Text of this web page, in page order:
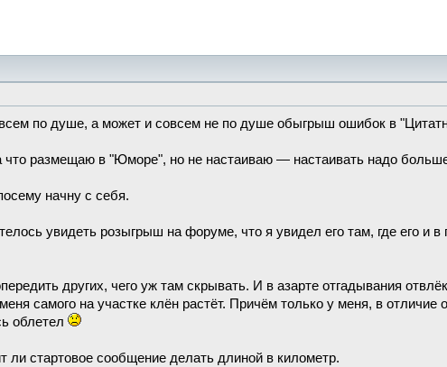
по душе, а может и совсем не по душе обыгрыш ошибок в
что размещаю в "Юморе", но не настаиваю — настаивать надо
начну с себя.
увидеть розыгрыш на форуме, что я увидел его там, где его и
других, чего уж там скрывать. И в азарте отгадывания
самого на участке клён растёт. Причём только у меня, в отличие
облетел
ли стартовое сообщение делать длиной в километр.